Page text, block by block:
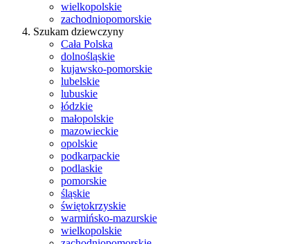
wielkopolskie
zachodniopomorskie
Szukam dziewczyny
Cała Polska
dolnośląskie
kujawsko-pomorskie
lubelskie
lubuskie
łódzkie
małopolskie
mazowieckie
opolskie
podkarpackie
podlaskie
pomorskie
śląskie
świętokrzyskie
warmińsko-mazurskie
wielkopolskie